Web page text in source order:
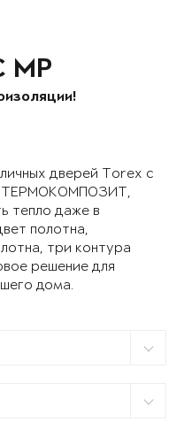
MP
дверей Torex с
ТЕРМОКОМПОЗИТ,
тепло даже в
полотна,
три контура
решение для
дома.